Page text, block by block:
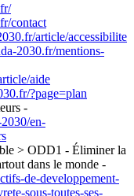
contact
article/accessibilite
2030.fr/mentions-
aide
?page=plan
-
en-
> ODD1 - Éliminer la
dans le monde -
de-developpement-
sous-toutes-ses-